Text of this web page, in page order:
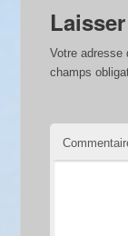
Votre adresse
champs